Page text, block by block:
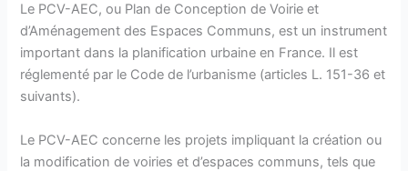
Le PCV-AEC, ou Plan de Conception de Voirie et
d’Aménagement des Espaces Communs, est un instrument
important dans la planification urbaine en France. Il est
réglementé par le Code de l’urbanisme (articles L. 151-36 et
suivants).
Le PCV-AEC concerne les projets impliquant la création ou
la modification de voiries et d’espaces communs, tels que